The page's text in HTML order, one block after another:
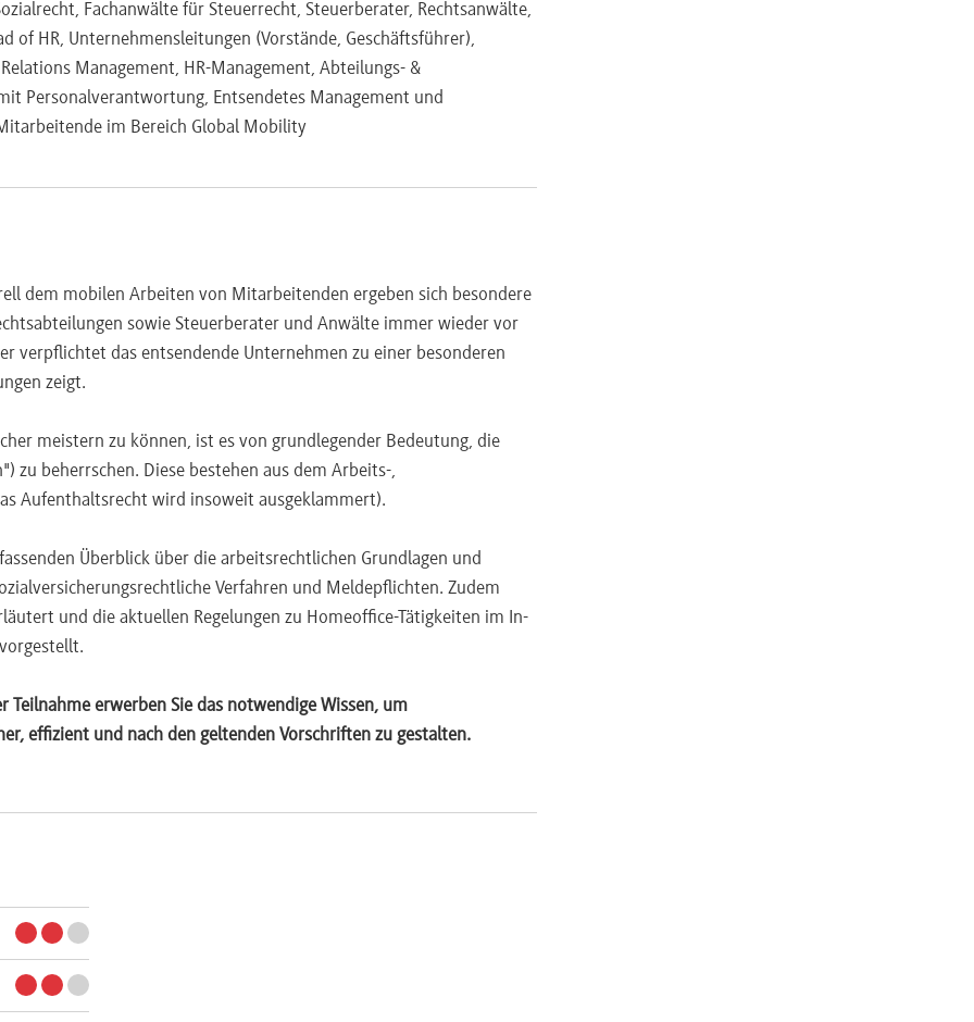
Fachanwälte für Steuerrecht, Steuerberater, Rechtsanwälte,
of HR, Unternehmensleitungen (Vorstände, Geschäftsführer),
Management, HR-Management, Abteilungs- &
Personalverantwortung, Entsendetes Management und
im Bereich Global Mobility
dem mobilen Arbeiten von Mitarbeitenden ergeben sich besondere
sowie Steuerberater und Anwälte immer wieder vor
verpflichtet das entsendende Unternehmen zu einer besonderen
zeigt.
meistern zu können, ist es von grundlegender Bedeutung, die
zu beherrschen. Diese bestehen aus dem Arbeits-,
Aufenthaltsrecht wird insoweit ausgeklammert).
Überblick über die arbeitsrechtlichen Grundlagen und
Verfahren und Meldepflichten. Zudem
und die aktuellen Regelungen zu Homeoffice-Tätigkeiten im In-
Teilnahme erwerben Sie das notwendige Wissen, um
effizient und nach den geltenden Vorschriften zu gestalten.